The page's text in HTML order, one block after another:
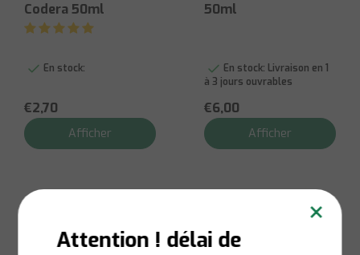
Codera 50ml
En stock:
€2,70
Afficher
50ml
En stock: Livraison en 1
à 3 jours ouvrables
€6,00
Afficher
×
Attention ! délai de